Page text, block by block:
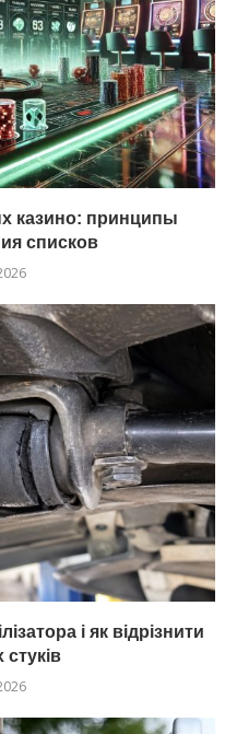
казино: принципы
списков
і як відрізнити
стуків